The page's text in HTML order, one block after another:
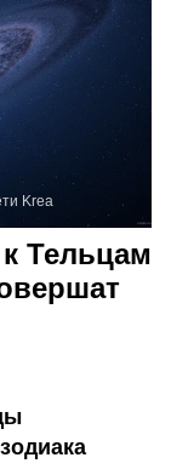
Krea
Тельцам